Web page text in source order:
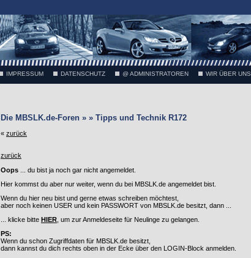
IMPRESSUM DATENSCHUTZ @ ADMINISTRATOREN WIR ÜBER UNS
Die MBSLK.de-Foren » » Tipps und Technik R172
« zurück
zurück
Oops ... du bist ja noch gar nicht angemeldet.
Hier kommst du aber nur weiter, wenn du bei MBSLK.de angemeldet bist.
Wenn du hier neu bist und gerne etwas schreiben möchtest,
aber noch keinen USER und kein PASSWORT von MBSLK.de besitzt, dann ...
... klicke bitte HIER , um zur Anmeldeseite für Neulinge zu gelangen.
PS:
Wenn du schon Zugriffdaten für MBSLK.de besitzt,
dann kannst du dich rechts oben in der Ecke über den LOGIN-Block anmelden.